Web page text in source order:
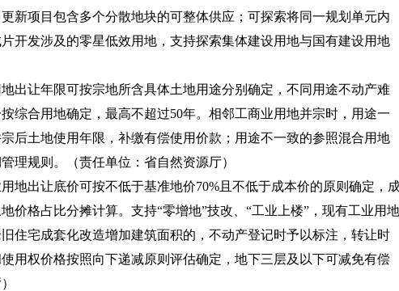
新项目包含多个分散地块的可整体供应；可探索将同一规划单元内
开发涉及的零星低效用地，支持探索集体建设用地与国有建设用地
出让年限可按宗地所含具体土地用途分别确定，不同用途不动产难
综合用地确定，最高不超过50年。相邻工商业用地并宗时，用途一
后土地使用年限，补缴有偿使用价款；用途不一致的参照混合用地
理规则。
（责任单位：省自然资源厅）
地出让底价可按不低于基准地价70%且不低于成本价的原则确定，
价格占比分摊计算。支持“零增地”技改、“工业上楼”，现有工业用地
住宅成套化改造增加建筑面积的，不动产登记时予以标注，转让时
用权价格按照向下递减原则评估确定，地下三层及以下可减免有偿